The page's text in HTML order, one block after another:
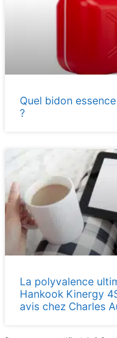
Quel bidon
?
La polyvalence
Hankook Kinergy
avis chez Charles